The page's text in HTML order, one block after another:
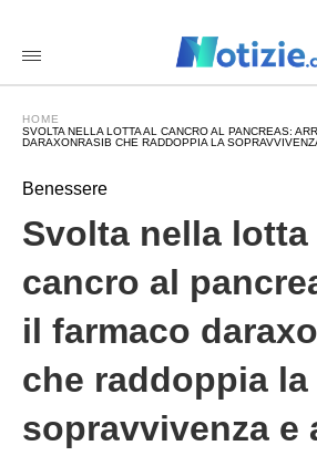
/2026/06/08/cancro-
farmaco-
sopravvivenza/amp/
HOME
SVOLTA NELLA LOTTA AL CANCRO AL PANCREAS:
DARAXONRASIB CHE RADDOPPIA LA
Benessere
Svolta nella lotta
cancro al
il farmaco
che raddoppia la
sopravvivenza e